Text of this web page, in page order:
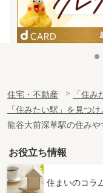
住宅・不動産
「住
「住みたい駅」を見つけ
龍谷大前深草駅の住み
お役立ち情報
住まいのコラ